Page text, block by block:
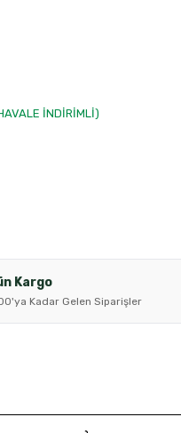
İNDİRİMLİ)
Kargo
Kadar Gelen Siparişler